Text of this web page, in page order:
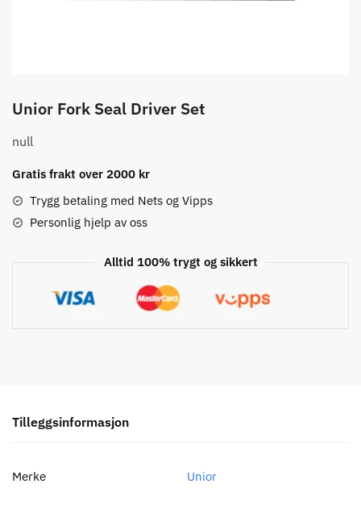
Unior Fork Seal Driver Set
null
Gratis frakt over 2000 kr
Trygg betaling med Nets og Vipps
Personlig hjelp av oss
Alltid 100% trygt og sikkert
Tilleggsinformasjon
Merke Unior